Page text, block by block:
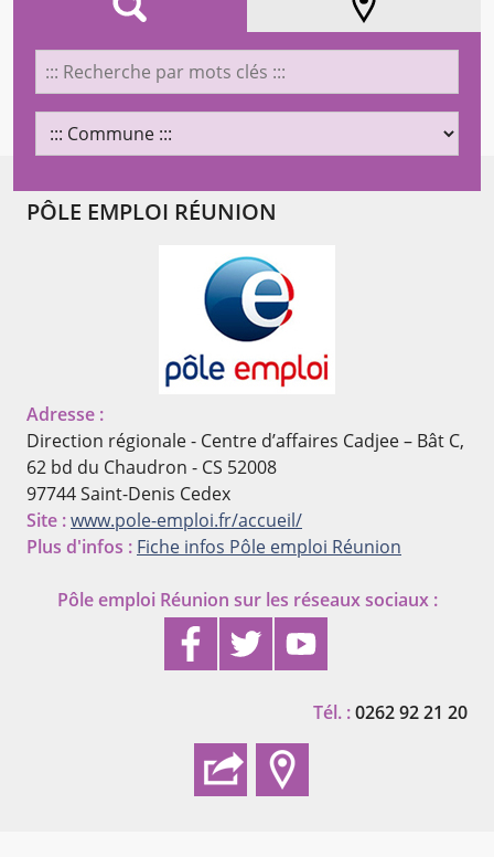
AFFINEZ VOTRE RECHERCHE
Chargement...
LOCALISATION
PÔLE EMPLOI RÉUNION
Adresse :
Direction régionale - Centre d’affaires Cadjee – Bât C,
62 bd du Chaudron - CS 52008
97744 Saint-Denis Cedex
Site :www.pole-emploi.fr/accueil/
Plus d'infos : Fiche infos Pôle emploi Réunion
Pôle emploi Réunion sur les réseaux sociaux :
Tél. :0262 92 21 20